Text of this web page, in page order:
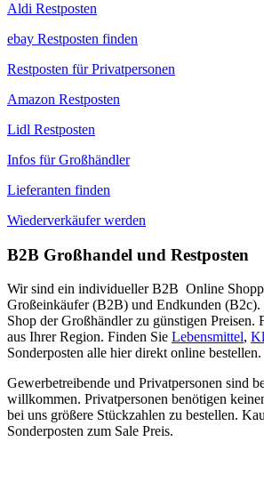
Aldi Restposten
ebay Restposten finden
Restposten für Privatpersonen
Amazon Restposten
Lidl Restposten
Infos für Großhändler
Lieferanten finden
Wiederverkäufer werden
B2B Großhandel und Restposten
Wir sind ein individueller B2B Online
Großeinkäufer (B2B) und Endkunden
Shop der Großhändler zu günstigen Preisen.
aus Ihrer Region. Finden Sie Lebensmittel,
Sonderposten alle hier direkt online bestellen.
Gewerbetreibende und Privatpersonen sind
willkommen. Privatpersonen benötigen
bei uns größere Stückzahlen zu bestellen.
Sonderposten zum Sale Preis.